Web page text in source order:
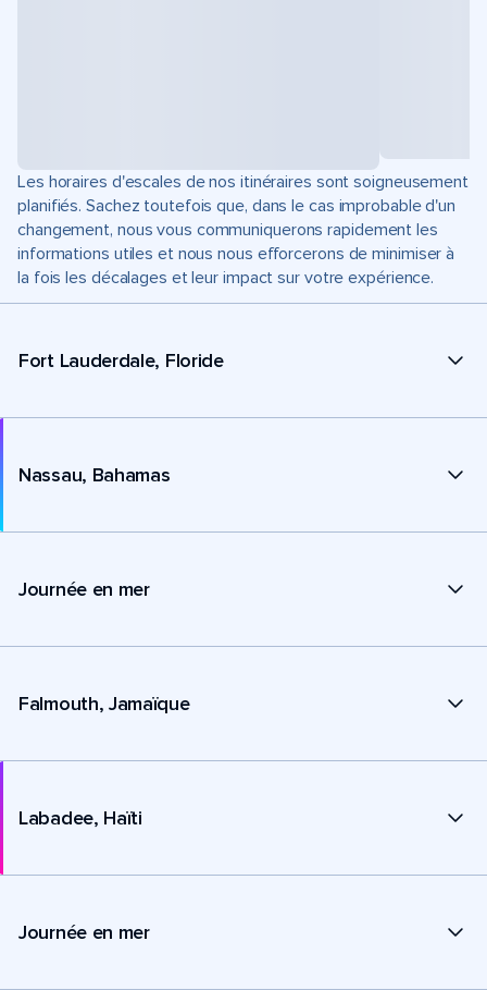
Les horaires d'escales de nos itinéraires sont soigneusement
planifiés. Sachez toutefois que, dans le cas improbable d'un
changement, nous vous communiquerons rapidement les
informations utiles et nous nous efforcerons de minimiser à
la fois les décalages et leur impact sur votre expérience.
Fort Lauderdale, Floride
Nassau, Bahamas
Journée en mer
Falmouth, Jamaïque
Labadee, Haïti
Journée en mer